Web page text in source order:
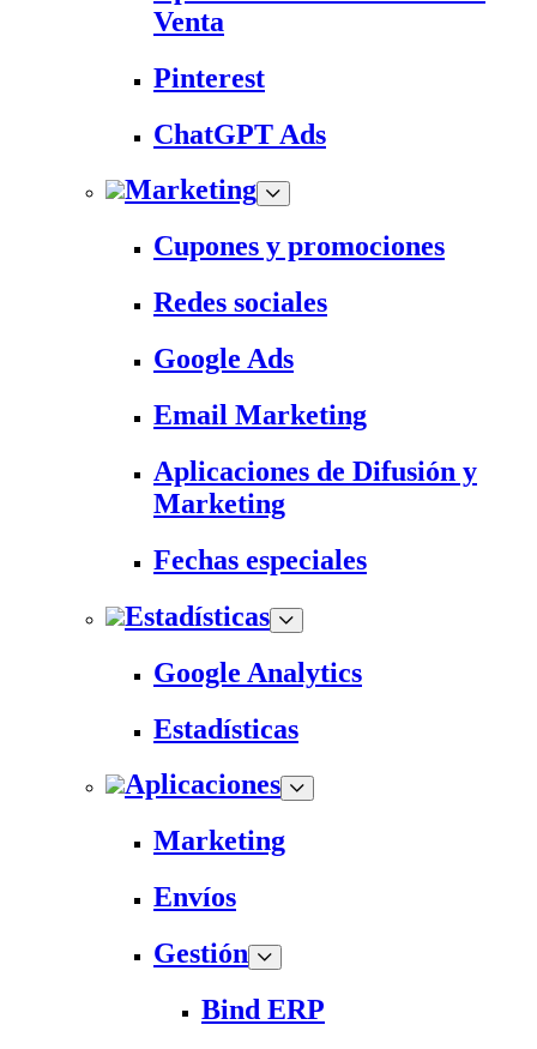
Venta
Pinterest
ChatGPT Ads
Marketing
Cupones y promociones
Redes sociales
Google Ads
Email Marketing
Aplicaciones de Difusión y
Marketing
Fechas especiales
Estadísticas
Google Analytics
Estadísticas
Aplicaciones
Marketing
Envíos
Gestión
Bind ERP